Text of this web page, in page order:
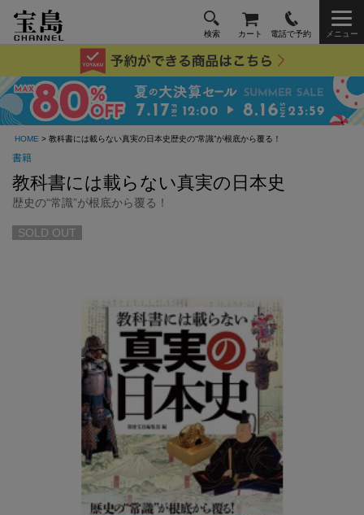
検索 カート 電話で予約 メニュー
HOME > 教科書には載らない真実の日本史歴史の“常識”が根底から覆る！
書籍
教科書には載らない真実の日本史
歴史の“常識”が根底から覆る！
SOLD OUT